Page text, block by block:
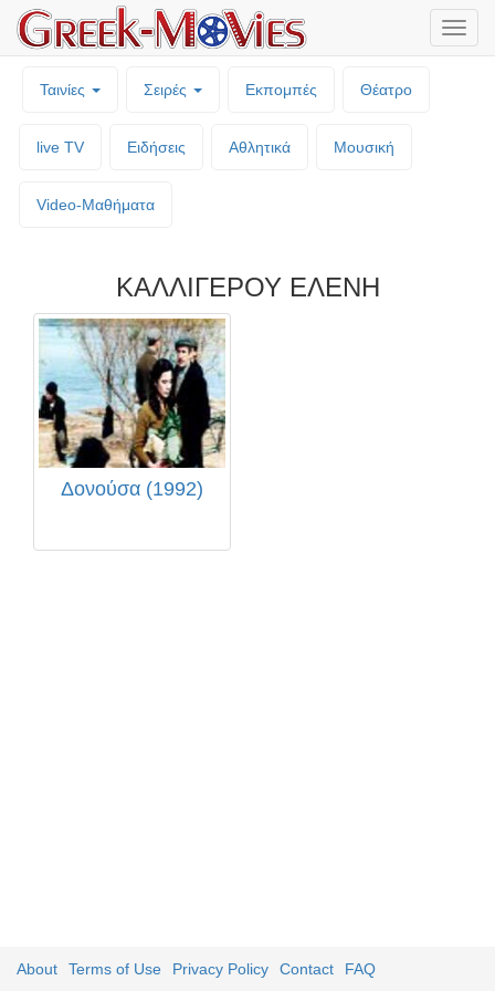
Ταινίες Σειρές Εκπομπές Θέατρο
live TV Ειδήσεις Αθλητικά Μουσική
Video-Mαθήματα
ΚΑΛΛΙΓΕΡΟΥ ΕΛΕΝΗ
Δονούσα (1992)
About Terms of Use Privacy Policy Contact FAQ